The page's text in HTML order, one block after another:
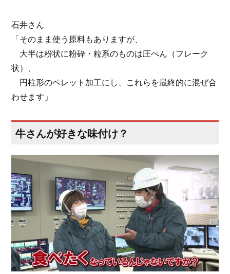
石井さん
「そのまま使う原料もありますが、
大半は粉状に粉砕・粒系のものは圧ぺん（フレーク
状）、
円柱形のペレット加工にし、これらを最終的に混ぜ合
わせます」
牛さんが好きな味付け？